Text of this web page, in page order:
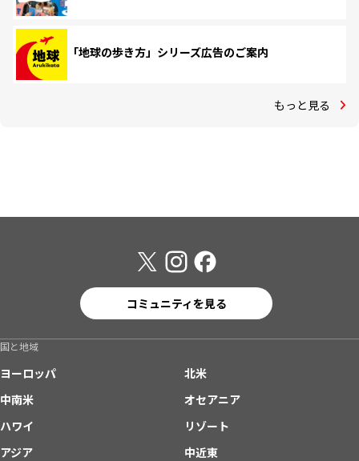
「地球の歩き方」シリーズ広告のご案内
もっと見る
コミュニティを見る
国と地域
ヨーロッパ
北米
中南米
オセアニア
ハワイ
リゾート
アジア
中近東